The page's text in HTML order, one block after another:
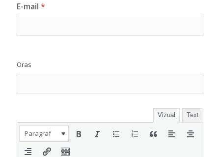
E-mail *
Oras
Vizual Text
Paragraf